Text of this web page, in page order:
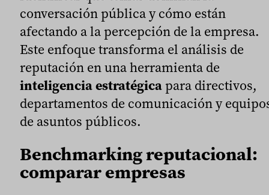
conversación pública y cómo están
afectando a la percepción de la empresa.
Este enfoque transforma el análisis de
reputación en una herramienta de
inteligencia estratégicapara directivos,
departamentos de comunicación y
de asuntos públicos.
Benchmarking reputacional:
comparar empresas